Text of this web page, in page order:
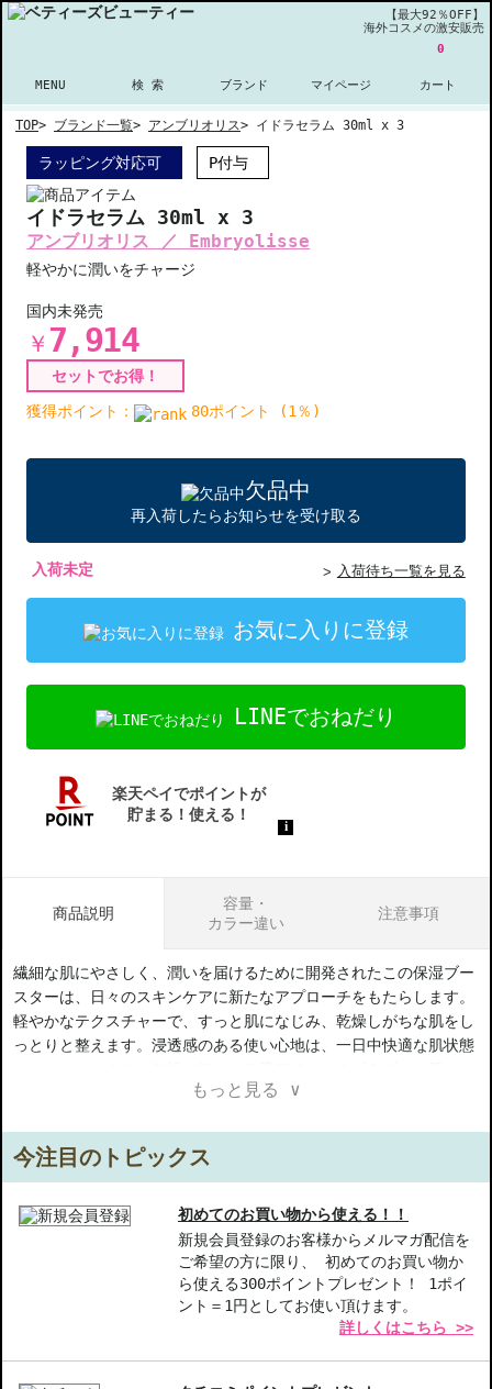
【最大92％OFF】
海外コスメの激安販売
MENU 検 索 ブランド マイページ
0
カート
TOP> ブランド一覧> アンブリオリス> イドラセラム 30ml x 3
ラッピング対応可 P付与
イドラセラム 30ml x 3
アンブリオリス ／ Embryolisse
軽やかに潤いをチャージ
国内未発売
￥ 7,914
セットでお得！
獲得ポイント：
80ポイント (1％)
欠品中
再入荷したらお知らせを受け取る
入荷未定 入荷待ち一覧を見る
お気に入りに登録
LINEでおねだり
商品説明
容量・
カラー違い
注意事項
繊細な肌にやさしく、潤いを届けるために開発されたこの保湿ブー
スターは、日々のスキンケアに新たなアプローチをもたらします。
軽やかなテクスチャーで、すっと肌になじみ、乾燥しがちな肌をし
っとりと整えます。浸透感のある使い心地は、一日中快適な肌状態
導くために、多忙な毎日でも手放せないアイテムとなるでしょう。
けてください。
やさしい保湿力-軽やかなテクスチャーで肌にすっとなじみなが
ら、しっとりと潤いをキープ
乾燥から守る-乾燥しがちな肌を整え、みずみずしい肌印象へと導
使いやすさ-洗顔後すぐのケアに最適、日常のスキンケアに取り入
【こんな方へおすすめ】
もっと見る ∨
今注目のトピックス
初めてのお買い物から使える！！
新規会員登録のお客様からメルマガ配信を
ご希望の方に限り、 初めてのお買い物か
ら使える300ポイントプレゼント！ 1ポイ
ント＝1円としてお使い頂けます。
詳しくはこちら >>